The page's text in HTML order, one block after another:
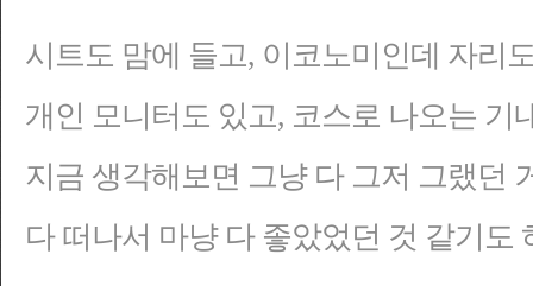
시트도 맘에 들고, 이코노미인데 자리
개인 모니터도 있고, 코스로 나오는 기
지금 생각해보면 그냥 다 그저 그랬던
다 떠나서 마냥 다 좋았었던 것 같기도